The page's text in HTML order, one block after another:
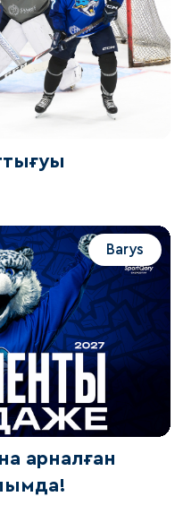
Barys
арналған